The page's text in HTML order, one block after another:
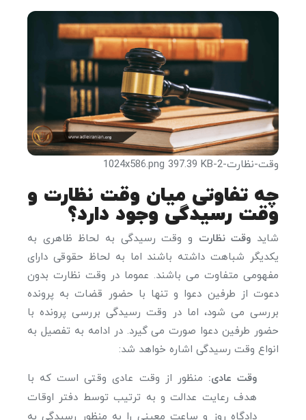
وقت-نظارت-2-1024x586.png 397.39 KB
چه تفاوتی میان وقت نظارت و
وقت رسیدگی وجود دارد؟
شاید وقت نظارت و وقت رسیدگی به لحاظ ظاهری به
یکدیگر شباهت داشته باشند اما به لحاظ حقوقی دارای
مفهومی متفاوت می باشند. عموما در وقت نظارت بدون
دعوت از طرفین دعوا و تنها با حضور قضات به پرونده
بررسی می شود، اما در وقت رسیدگی بررسی پرونده با
حضور طرفین دعوا صورت می گیرد. در ادامه به تفصیل به
انواع وقت رسیدگی اشاره خواهد شد:
وقت عادی: منظور از وقت عادی وقتی است که با
هدف رعایت عدالت و به ترتیب توسط دفتر اوقات
دادگاه روز و ساعت معینی را به منظور رسیدگی به